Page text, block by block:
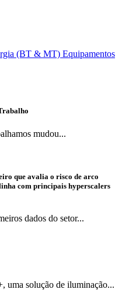
(BT & MT) Equipamentos
mudou...
que avalia o risco de arco
com principais hyperscalers
dados do setor...
solução de iluminação...